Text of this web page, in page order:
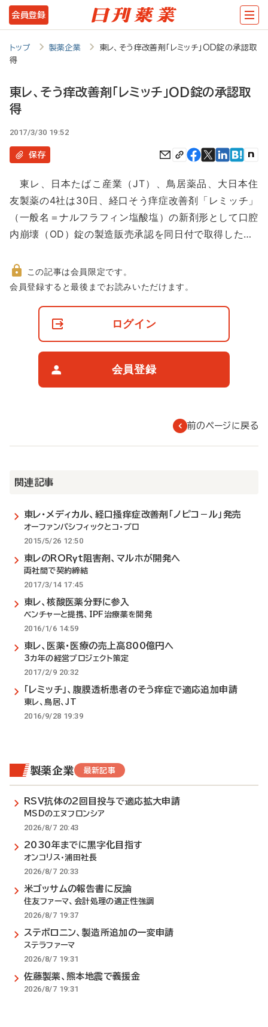
メ
イ
ン
テ
ツ
に
動
会員登録
トップ 製薬企業
東レ、そう痒改善剤「レミッチ」OD錠の承認取
得
東レ、そう痒改善剤「レミッチ」OD錠の承認取
得
2017/3/30 19:52
保存
東レ、日本たばこ産業（JT）、鳥居薬品、大日本住
友製薬の4社は30日、経口そう痒症改善剤「レミッチ」
（一般名＝ナルフラフィン塩酸塩）の新剤形として口腔
内崩壊（OD）錠の製造販売承認を同日付で取得した…
非
この記事は会員限定です。
会員登録すると最後までお読みいただけます。
ログイン
会員登録
前のページに戻る
関連記事
東レ・メディカル、経口掻痒症改善剤「ノピコ－ル」発売
オーファンパシフィックとコ・プロ
2015/5/26 12:50
東レのRORγt阻害剤、マルホが開発へ
両社間で契約締結
2017/3/14 17:45
東レ、核酸医薬分野に参入
ベンチャーと提携、IPF治療薬を開発
2016/1/6 14:59
東レ、医薬・医療の売上高800億円へ
3カ年の経営プロジェクト策定
2017/2/9 20:32
「レミッチ」、腹膜透析患者のそう痒症で適応追加申請
東レ、鳥居、JT
2016/9/28 19:39
製薬企業 最新記事
RSV抗体の2回目投与で適応拡大申請
MSDのエヌフロンシア
2026/8/7 20:43
2030年までに黒字化目指す
オンコリス・浦田社長
2026/8/7 20:33
米ゴッサムの報告書に反論
住友ファーマ、会計処理の適正性強調
2026/8/7 19:37
ステボロニン、製造所追加の一変申請
ステラファーマ
2026/8/7 19:31
佐藤製薬、熊本地震で義援金
2026/8/7 19:31